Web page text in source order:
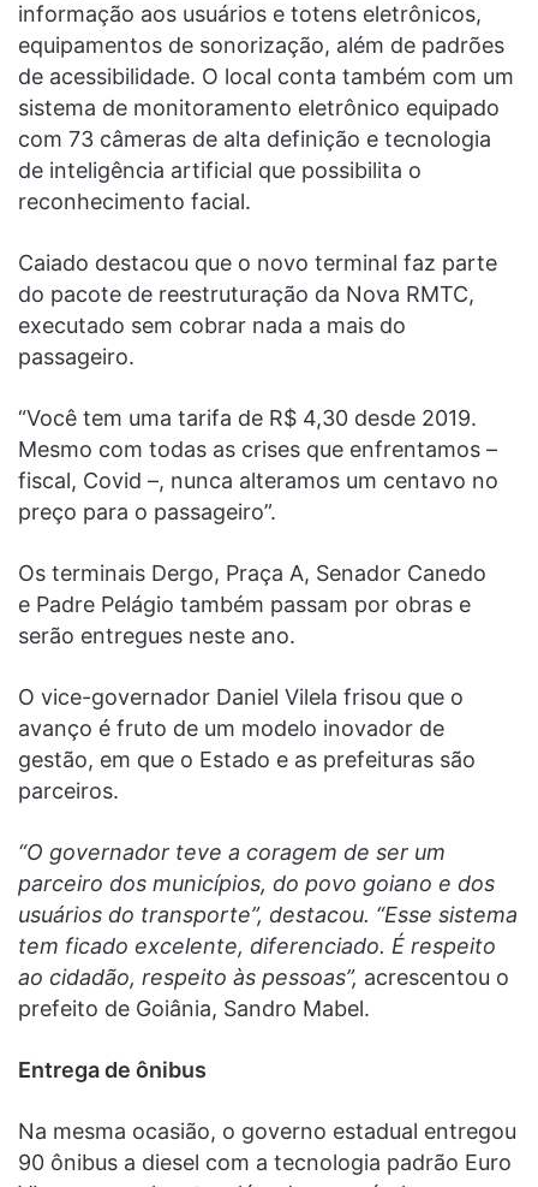
informação aos usuários e totens eletrônicos,
equipamentos de sonorização, além de padrões
de acessibilidade. O local conta também com um
sistema de monitoramento eletrônico equipado
com 73 câmeras de alta definição e tecnologia
de inteligência artificial que possibilita o
reconhecimento facial.
Caiado destacou que o novo terminal faz parte
do pacote de reestruturação da Nova RMTC,
executado sem cobrar nada a mais do
passageiro.
“Você tem uma tarifa de R$ 4,30 desde 2019.
Mesmo com todas as crises que enfrentamos –
fiscal, Covid –, nunca alteramos um centavo no
preço para o passageiro”.
Os terminais Dergo, Praça A, Senador Canedo
e Padre Pelágio também passam por obras e
serão entregues neste ano.
O vice-governador Daniel Vilela frisou que o
avanço é fruto de um modelo inovador de
gestão, em que o Estado e as prefeituras são
parceiros.
“O governador teve a coragem de ser um
parceiro dos municípios, do povo goiano e dos
usuários do transporte”, destacou. “Esse sistema
tem ficado excelente, diferenciado. É respeito
ao cidadão, respeito às pessoas”, acrescentou o
prefeito de Goiânia, Sandro Mabel.
Entrega de ônibus
Na mesma ocasião, o governo estadual entregou
90 ônibus a diesel com a tecnologia padrão Euro